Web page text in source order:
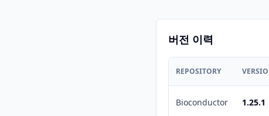
버전 이력
REPOSITORY
Bioconductor 1.25.1